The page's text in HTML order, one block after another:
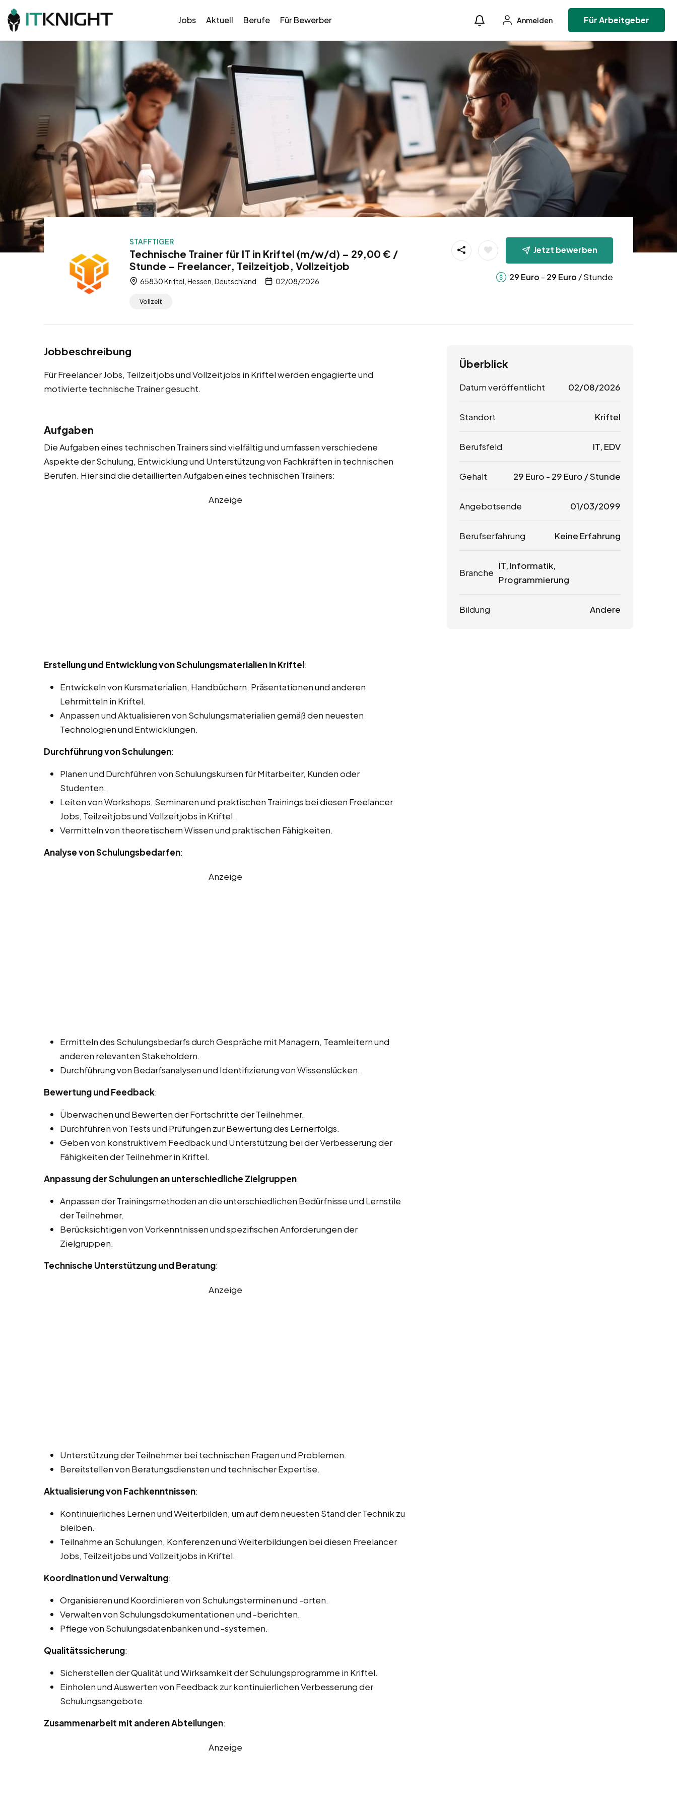
Jobs Aktuell Berufe Für Bewerber Anmelden Für Arbeitgeber
STAFFTIGER
Technische Trainer für IT in Kriftel (m/w/d) – 29,00 € /
Stunde – Freelancer, Teilzeitjob, Vollzeitjob
65830 Kriftel, Hessen, Deutschland 02/08/2026
Vollzeit
Jetzt bewerben
29 Euro - 29 Euro / Stunde
Jobbeschreibung
Für Freelancer Jobs, Teilzeitjobs und Vollzeitjobs in Kriftel werden engagierte und
motivierte technische Trainer gesucht.
Aufgaben
Die Aufgaben eines technischen Trainers sind vielfältig und umfassen verschiedene
Aspekte der Schulung, Entwicklung und Unterstützung von Fachkräften in technischen
Berufen. Hier sind die detaillierten Aufgaben eines technischen Trainers:
Anzeige
Erstellung und Entwicklung von Schulungsmaterialien in Kriftel:
Entwickeln von Kursmaterialien, Handbüchern, Präsentationen und anderen
Lehrmitteln in Kriftel.
Anpassen und Aktualisieren von Schulungsmaterialien gemäß den neuesten
Technologien und Entwicklungen.
Durchführung von Schulungen:
Planen und Durchführen von Schulungskursen für Mitarbeiter, Kunden oder
Studenten.
Leiten von Workshops, Seminaren und praktischen Trainings bei diesen Freelancer
Jobs, Teilzeitjobs und Vollzeitjobs in Kriftel.
Vermitteln von theoretischem Wissen und praktischen Fähigkeiten.
Analyse von Schulungsbedarfen:
Anzeige
Ermitteln des Schulungsbedarfs durch Gespräche mit Managern, Teamleitern und
anderen relevanten Stakeholdern.
Durchführung von Bedarfsanalysen und Identifizierung von Wissenslücken.
Bewertung und Feedback:
Überwachen und Bewerten der Fortschritte der Teilnehmer.
Durchführen von Tests und Prüfungen zur Bewertung des Lernerfolgs.
Geben von konstruktivem Feedback und Unterstützung bei der Verbesserung der
Fähigkeiten der Teilnehmer in Kriftel.
Anpassung der Schulungen an unterschiedliche Zielgruppen:
Anpassen der Trainingsmethoden an die unterschiedlichen Bedürfnisse und Lernstile
der Teilnehmer.
Berücksichtigen von Vorkenntnissen und spezifischen Anforderungen der
Zielgruppen.
Technische Unterstützung und Beratung:
Anzeige
Unterstützung der Teilnehmer bei technischen Fragen und Problemen.
Bereitstellen von Beratungsdiensten und technischer Expertise.
Aktualisierung von Fachkenntnissen:
Kontinuierliches Lernen und Weiterbilden, um auf dem neuesten Stand der Technik zu
bleiben.
Teilnahme an Schulungen, Konferenzen und Weiterbildungen bei diesen Freelancer
Jobs, Teilzeitjobs und Vollzeitjobs in Kriftel.
Koordination und Verwaltung:
Organisieren und Koordinieren von Schulungsterminen und -orten.
Verwalten von Schulungsdokumentationen und -berichten.
Pflege von Schulungsdatenbanken und -systemen.
Qualitätssicherung:
Sicherstellen der Qualität und Wirksamkeit der Schulungsprogramme in Kriftel.
Einholen und Auswerten von Feedback zur kontinuierlichen Verbesserung der
Schulungsangebote.
Zusammenarbeit mit anderen Abteilungen:
Anzeige
Überblick
Datum veröffentlicht 02/08/2026
Standort Kriftel
Berufsfeld IT, EDV
Gehalt 29 Euro - 29 Euro / Stunde
Angebotsende 01/03/2099
Berufserfahrung Keine Erfahrung
Branche
IT, Informatik,
Programmierung
Bildung Andere